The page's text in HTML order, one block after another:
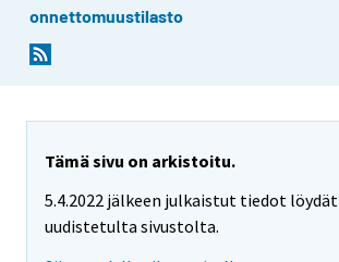
onnettomuustilasto
Tämä sivu on arkistoitu.
5.4.2022 jälkeen julkaistut tiedot löydät
uudistetulta sivustolta.